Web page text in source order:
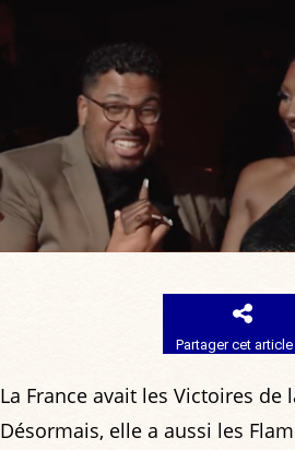
Partager cet article
La France avait les Victoires de
Désormais, elle a aussi les